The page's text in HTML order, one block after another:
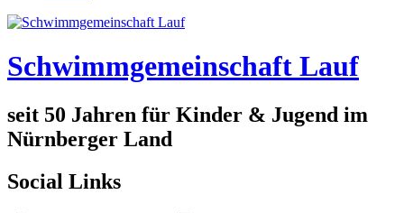
Schwimmgemeinschaft Lauf
seit 50 Jahren für Kinder & Jugend im
Nürnberger Land
Social Links